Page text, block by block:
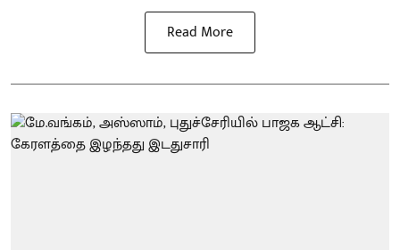
Read More